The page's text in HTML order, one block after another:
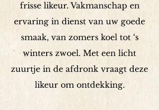
frisse likeur. Vakmanschap en
ervaring in dienst van uw goede
smaak, van zomers koel tot ‘s
winters zwoel. Met een licht
zuurtje in de afdronk vraagt deze
likeur om ontdekking.